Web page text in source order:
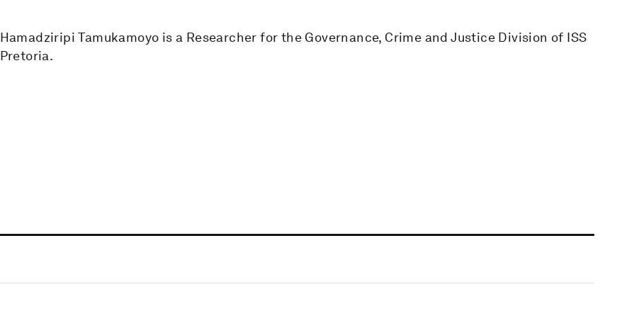
Hamadziripi Tamukamoyo is a Researcher for the Governance, Crime and Justice Division of ISS
Pretoria.